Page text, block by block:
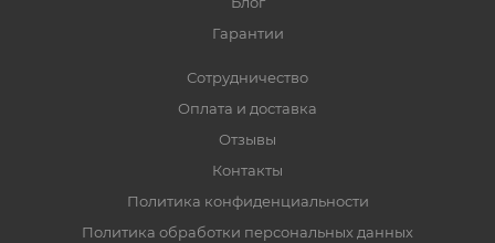
Гарантии
Сотрудничество
Оплата и доставка
Отзывы
Контакты
Политика конфиденциальности
Политика обработки персональных данных